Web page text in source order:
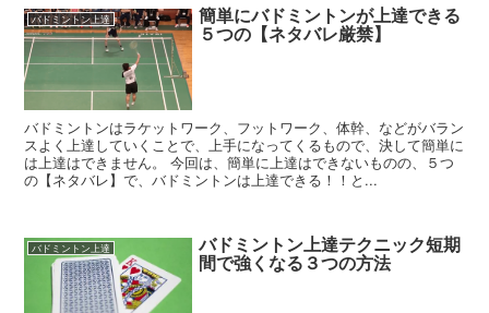
バドミントン上達 簡単にバドミントンが上達できる
５つの【ネタバレ厳禁】
バドミントンはラケットワーク、フットワーク、体幹、などがバラン
スよく上達していくことで、上手になってくるもので、決して簡単に
は上達はできません。 今回は、簡単に上達はできないものの、５つ
の【ネタバレ】で、バドミントンは上達できる！！と...
バドミントン上達 バドミントン上達テクニック短期
間で強くなる３つの方法